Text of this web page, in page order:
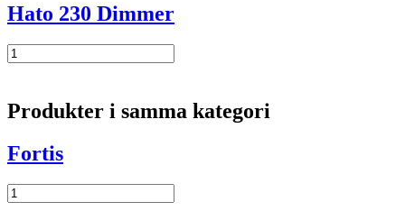
Hato 230 Dimmer
Hato
230
Produkter i samma kategori
Fortis
Fortis
mängd